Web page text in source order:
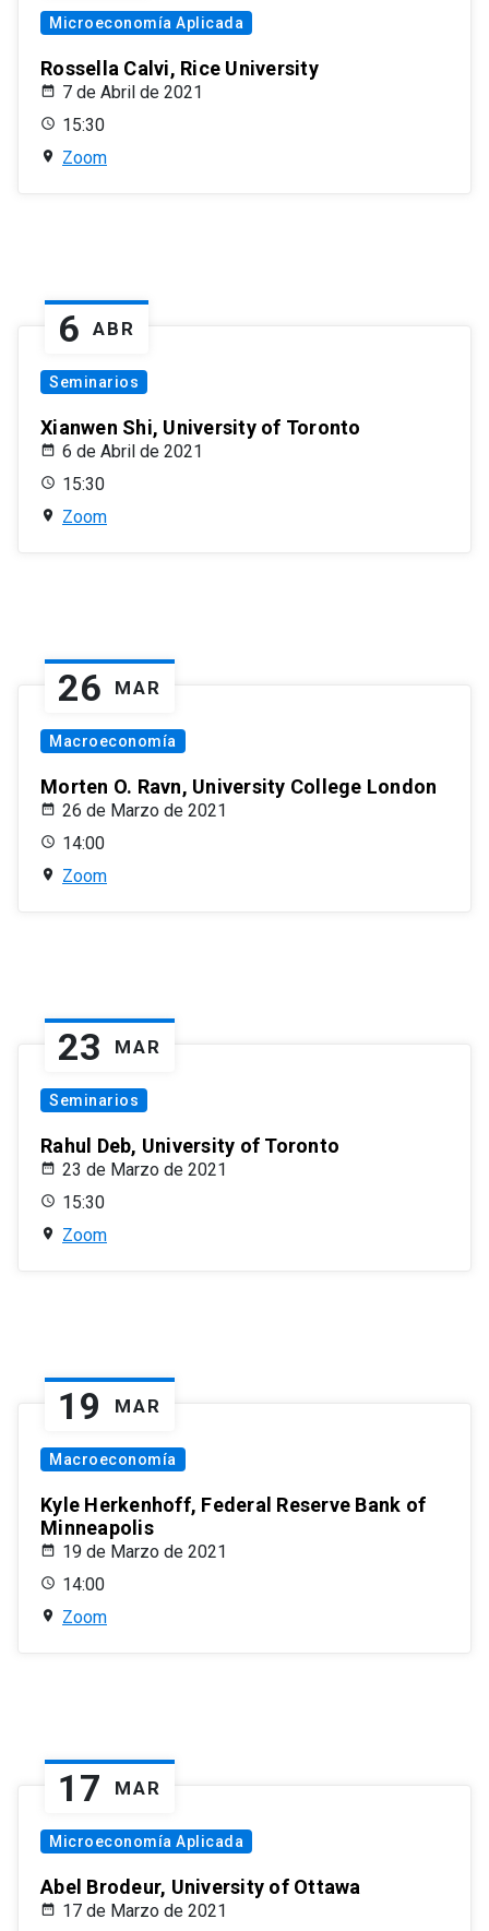
Microeconomía Aplicada
Rossella Calvi, Rice University
7 de Abril de 2021
15:30
Zoom
6 ABR
Seminarios
Xianwen Shi, University of Toronto
6 de Abril de 2021
15:30
Zoom
26 MAR
Macroeconomía
Morten O. Ravn, University College London
26 de Marzo de 2021
14:00
Zoom
23 MAR
Seminarios
Rahul Deb, University of Toronto
23 de Marzo de 2021
15:30
Zoom
19 MAR
Macroeconomía
Kyle Herkenhoff, Federal Reserve Bank of
Minneapolis
19 de Marzo de 2021
14:00
Zoom
17 MAR
Microeconomía Aplicada
Abel Brodeur, University of Ottawa
17 de Marzo de 2021